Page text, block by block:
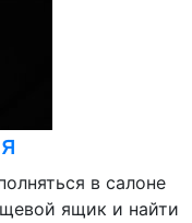
в салоне
ящик и найти